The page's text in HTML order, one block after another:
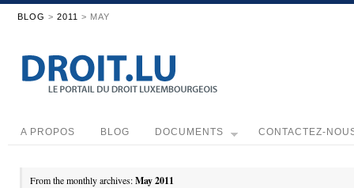
BLOG > 2011 > MAY
A PROPOS BLOG DOCUMENTS CONTACTEZ-
From the monthly archives:May 2011